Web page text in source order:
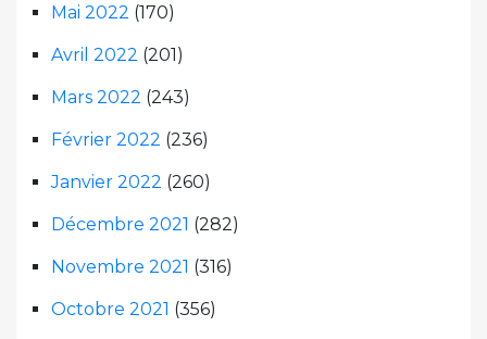
Mai 2022 (170)
Avril 2022 (201)
Mars 2022 (243)
Février 2022 (236)
Janvier 2022 (260)
Décembre 2021 (282)
Novembre 2021 (316)
Octobre 2021 (356)